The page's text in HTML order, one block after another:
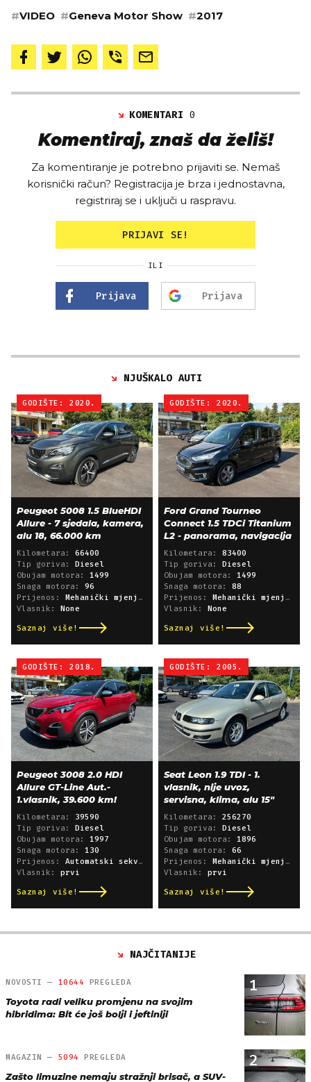
#VIDEO #Geneva Motor Show #2017
KOMENTARI0
Komentiraj, znaš da želiš!
Za komentiranje je potrebno prijaviti se. Nemaš
korisnički račun? Registracija je brza i jednostavna,
registriraj se i uključi u raspravu.
PRIJAVI SE!
ILI
Prijava Prijava
NJUŠKALO AUTI
GODIŠTE: 2020.
Peugeot 5008 1.5 BlueHDI
Allure - 7 sjedala, kamera,
alu 18, 66.000 km
Kilometara: 66400
Tip goriva: Diesel
Obujam motora: 1499
Snaga motora: 96
Prijenos: Mehanički mjenjač
Vlasnik: None
Saznaj više!
GODIŠTE: 2020.
Ford Grand Tourneo
Connect 1.5 TDCi Titanium
L2 - panorama, navigacija
Kilometara: 83400
Tip goriva: Diesel
Obujam motora: 1499
Snaga motora: 88
Prijenos: Mehanički mjenjač
Vlasnik: None
Saznaj više!
GODIŠTE: 2018.
Peugeot 3008 2.0 HDI
Allure GT-Line Aut.-
1.vlasnik, 39.600 km!
Kilometara: 39590
Tip goriva: Diesel
Obujam motora: 1997
Snaga motora: 130
Prijenos: Automatski sekvencijski
Vlasnik: prvi
Saznaj više!
GODIŠTE: 2005.
Seat Leon 1.9 TDI - 1.
vlasnik, nije uvoz,
servisna, klima, alu 15"
Kilometara: 256270
Tip goriva: Diesel
Obujam motora: 1896
Snaga motora: 66
Prijenos: Mehanički mjenjač
Vlasnik: prvi
Saznaj više!
NAJČITANIJE
1
NOVOSTI — 10644 PREGLEDA
Toyota radi veliku promjenu na svojim
hibridima: Bit će još bolji i jeftiniji
2
MAGAZIN — 5094 PREGLEDA
Zašto limuzine nemaju stražnji brisač, a SUV-